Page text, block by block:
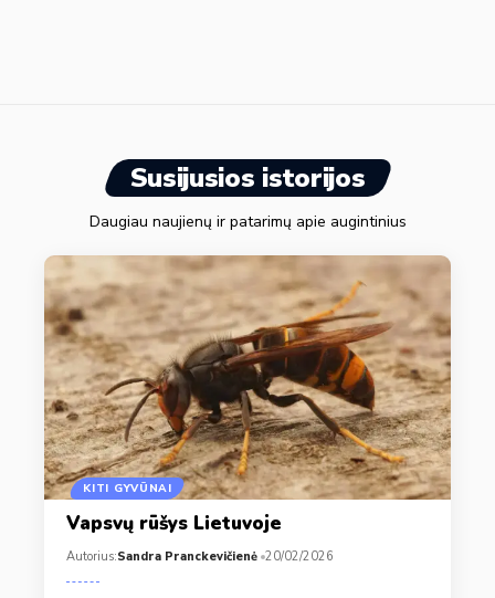
Susijusios istorijos
Daugiau naujienų ir patarimų apie augintinius
KITI GYVŪNAI
Vapsvų rūšys Lietuvoje
Autorius:Sandra Pranckevičienė 20/02/2026